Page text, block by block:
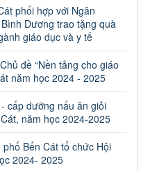
bị bãi bỏ trong lĩnh
dục quốc dân và cơ sở
quyết của Sở Giáo dục
bị bãi bỏ trong lĩnh vực
dân và cơ sở giáo dục
Sở Giáo dục và Đào tạo,
dục tiểu học năm học
phối hợp với Ngân
Dương trao tặng quà
giáo dục và y tế
đề “Nền tảng cho giáo
năm học 2024 - 2025
cấp dưỡng nấu ăn giỏi
năm học 2024-2025
Bến Cát tổ chức Hội
2024- 2025